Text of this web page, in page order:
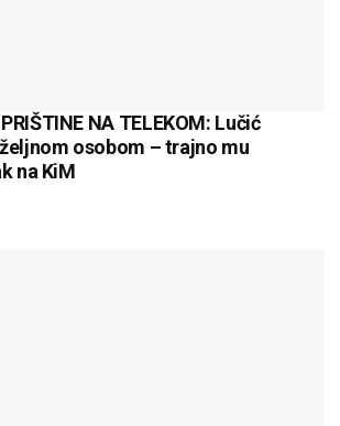
NA TELEKOM: Lučić
osobom – trajno mu
na KiM